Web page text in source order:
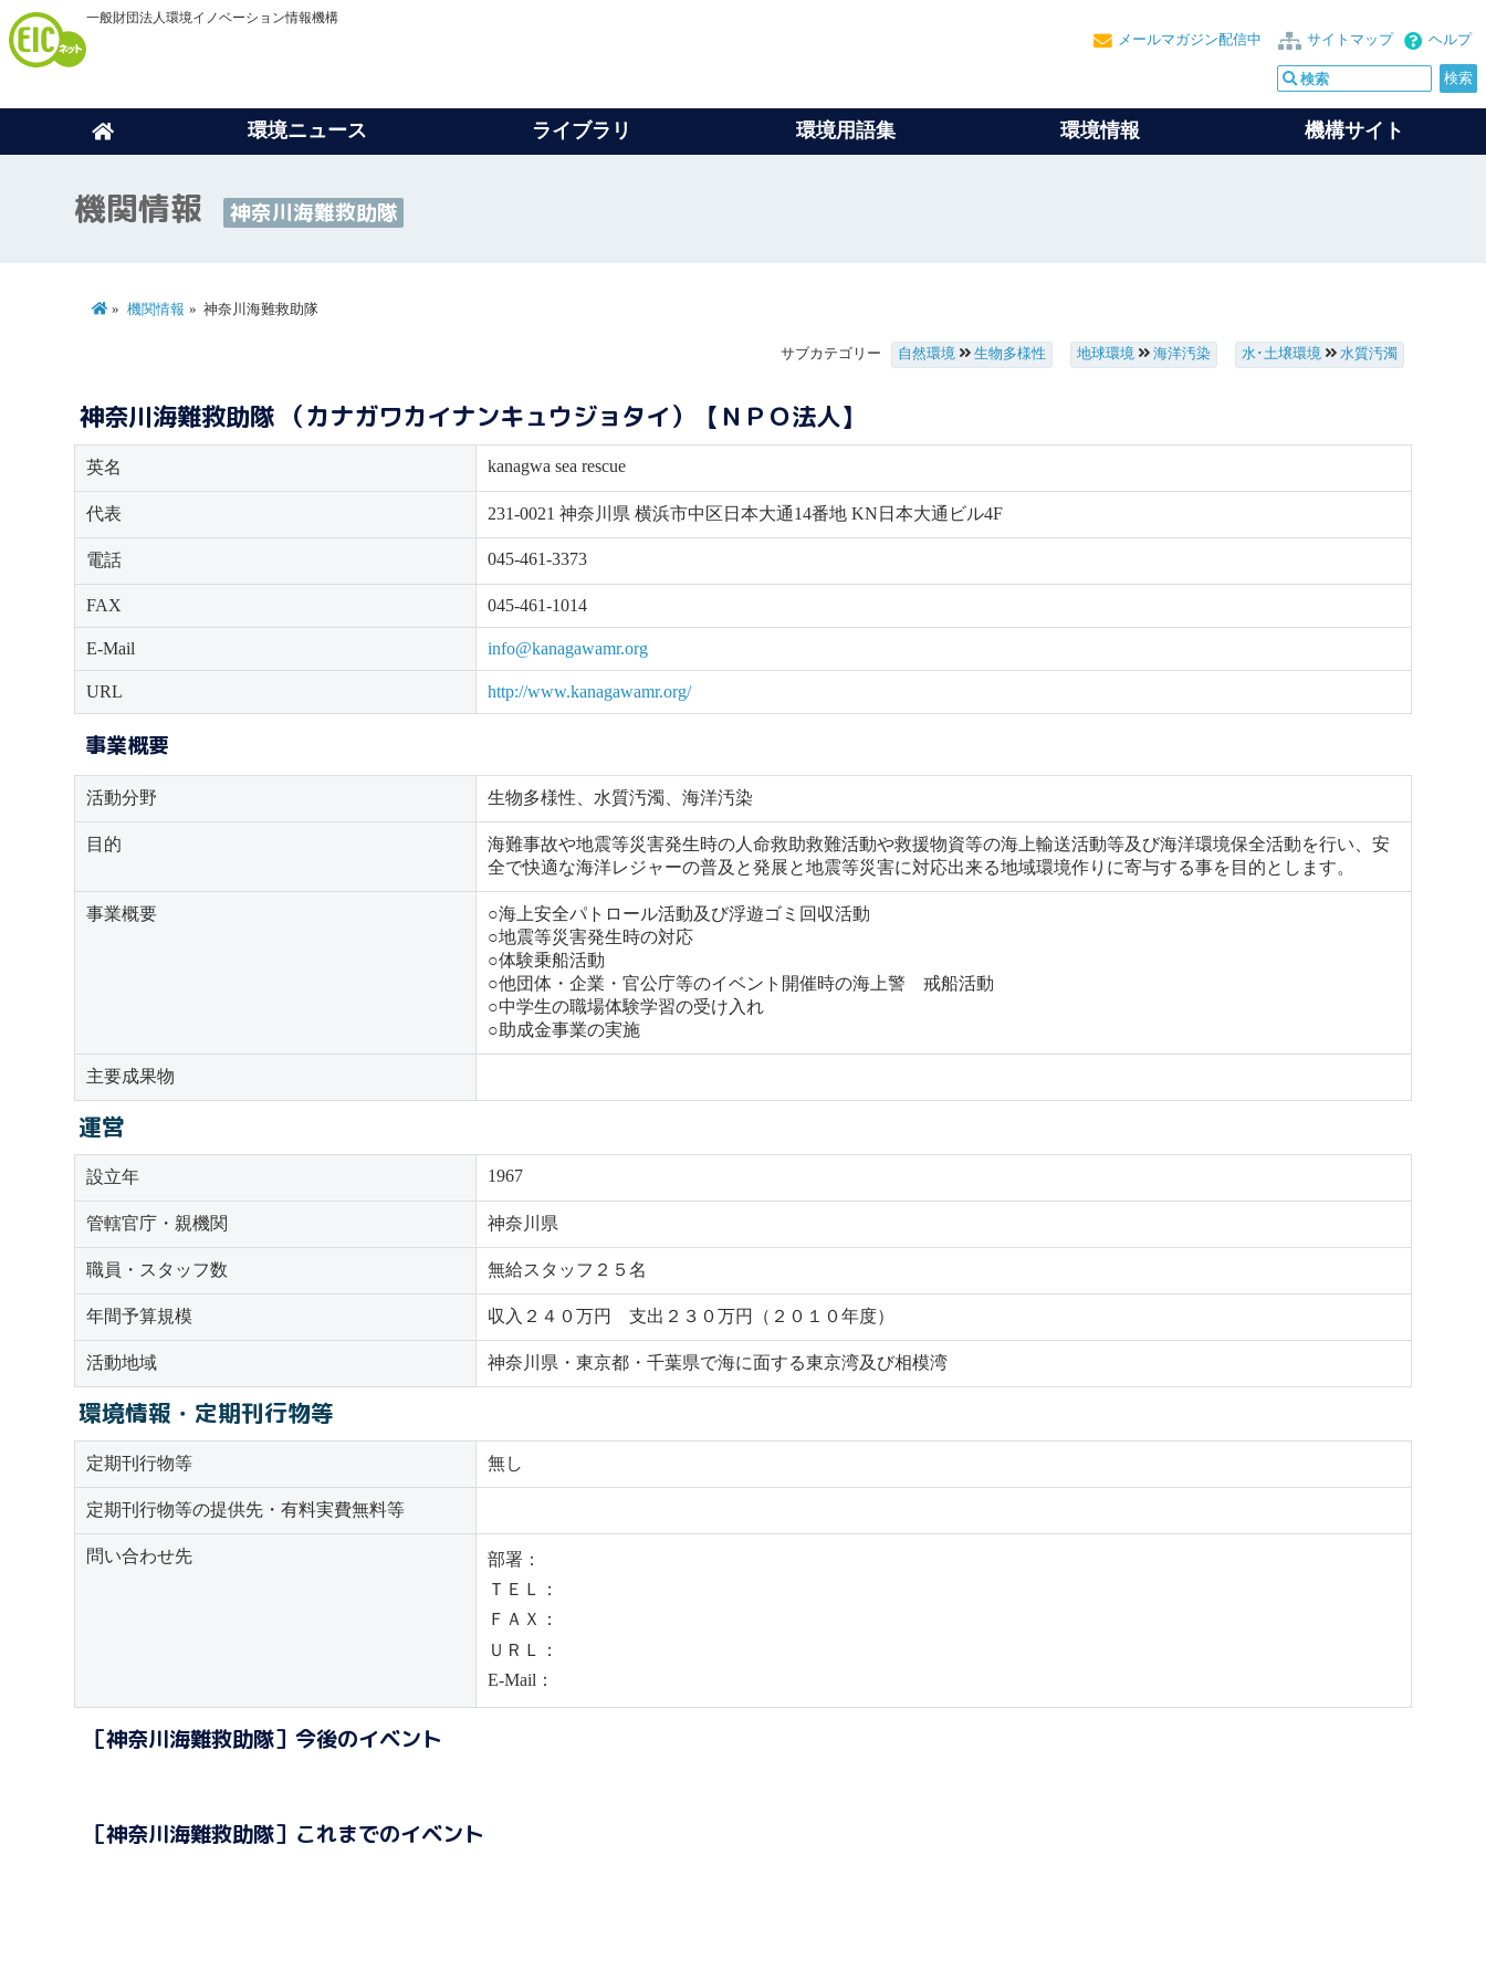
一般財団法人環境イノベーション情報機構
ヘルプ
サイトマップ
メールマガジン配信中
環境ニュース ライブラリ 環境用語集 環境情報 機構サイト
機関情報 神奈川海難救助隊
機関情報 神奈川海難救助隊
サブカテゴリー 自然環境 生物多様性 地球環境 海洋汚染 水･土壌環境 水質汚濁
神奈川海難救助隊 （カナガワカイナンキュウジョタイ）【ＮＰＯ法人】
英名 kanagwa sea rescue
代表 231-0021 神奈川県 横浜市中区日本大通14番地 KN日本大通ビル4F
電話 045-461-3373
FAX 045-461-1014
E-Mail info@kanagawamr.org
URL http://www.kanagawamr.org/
事業概要
活動分野 生物多様性、水質汚濁、海洋汚染
目的
海難事故や地震等災害発生時の人命救助救難活動や救援物資等の海上輸送活動等及び海洋環境保全活動を行い、安
全で快適な海洋レジャーの普及と発展と地震等災害に対応出来る地域環境作りに寄与する事を目的とします。
事業概要
○海上安全パトロール活動及び浮遊ゴミ回収活動
○地震等災害発生時の対応
○体験乗船活動
○他団体・企業・官公庁等のイベント開催時の海上警 戒船活動
○中学生の職場体験学習の受け入れ
○助成金事業の実施
主要成果物
運営
設立年 1967
管轄官庁・親機関 神奈川県
職員・スタッフ数 無給スタッフ２５名
年間予算規模 収入２４０万円 支出２３０万円（２０１０年度）
活動地域 神奈川県・東京都・千葉県で海に面する東京湾及び相模湾
環境情報・定期刊行物等
定期刊行物等 無し
定期刊行物等の提供先・有料実費無料等
問い合わせ先
部署：
ＴＥＬ：
ＦＡＸ：
ＵＲＬ：
E-Mail：
［神奈川海難救助隊］今後のイベント
［神奈川海難救助隊］これまでのイベント